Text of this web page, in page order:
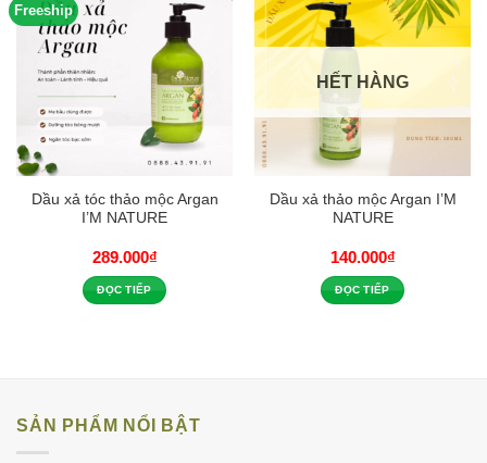
Freeship
Dầu xả tóc thảo mộc Argan
I’M NATURE
289.000₫
ĐỌC TIẾP
HẾT HÀNG
Dầu xả thảo mộc Argan I’M
NATURE
140.000₫
ĐỌC TIẾP
SẢN PHẨM NỔI BẬT